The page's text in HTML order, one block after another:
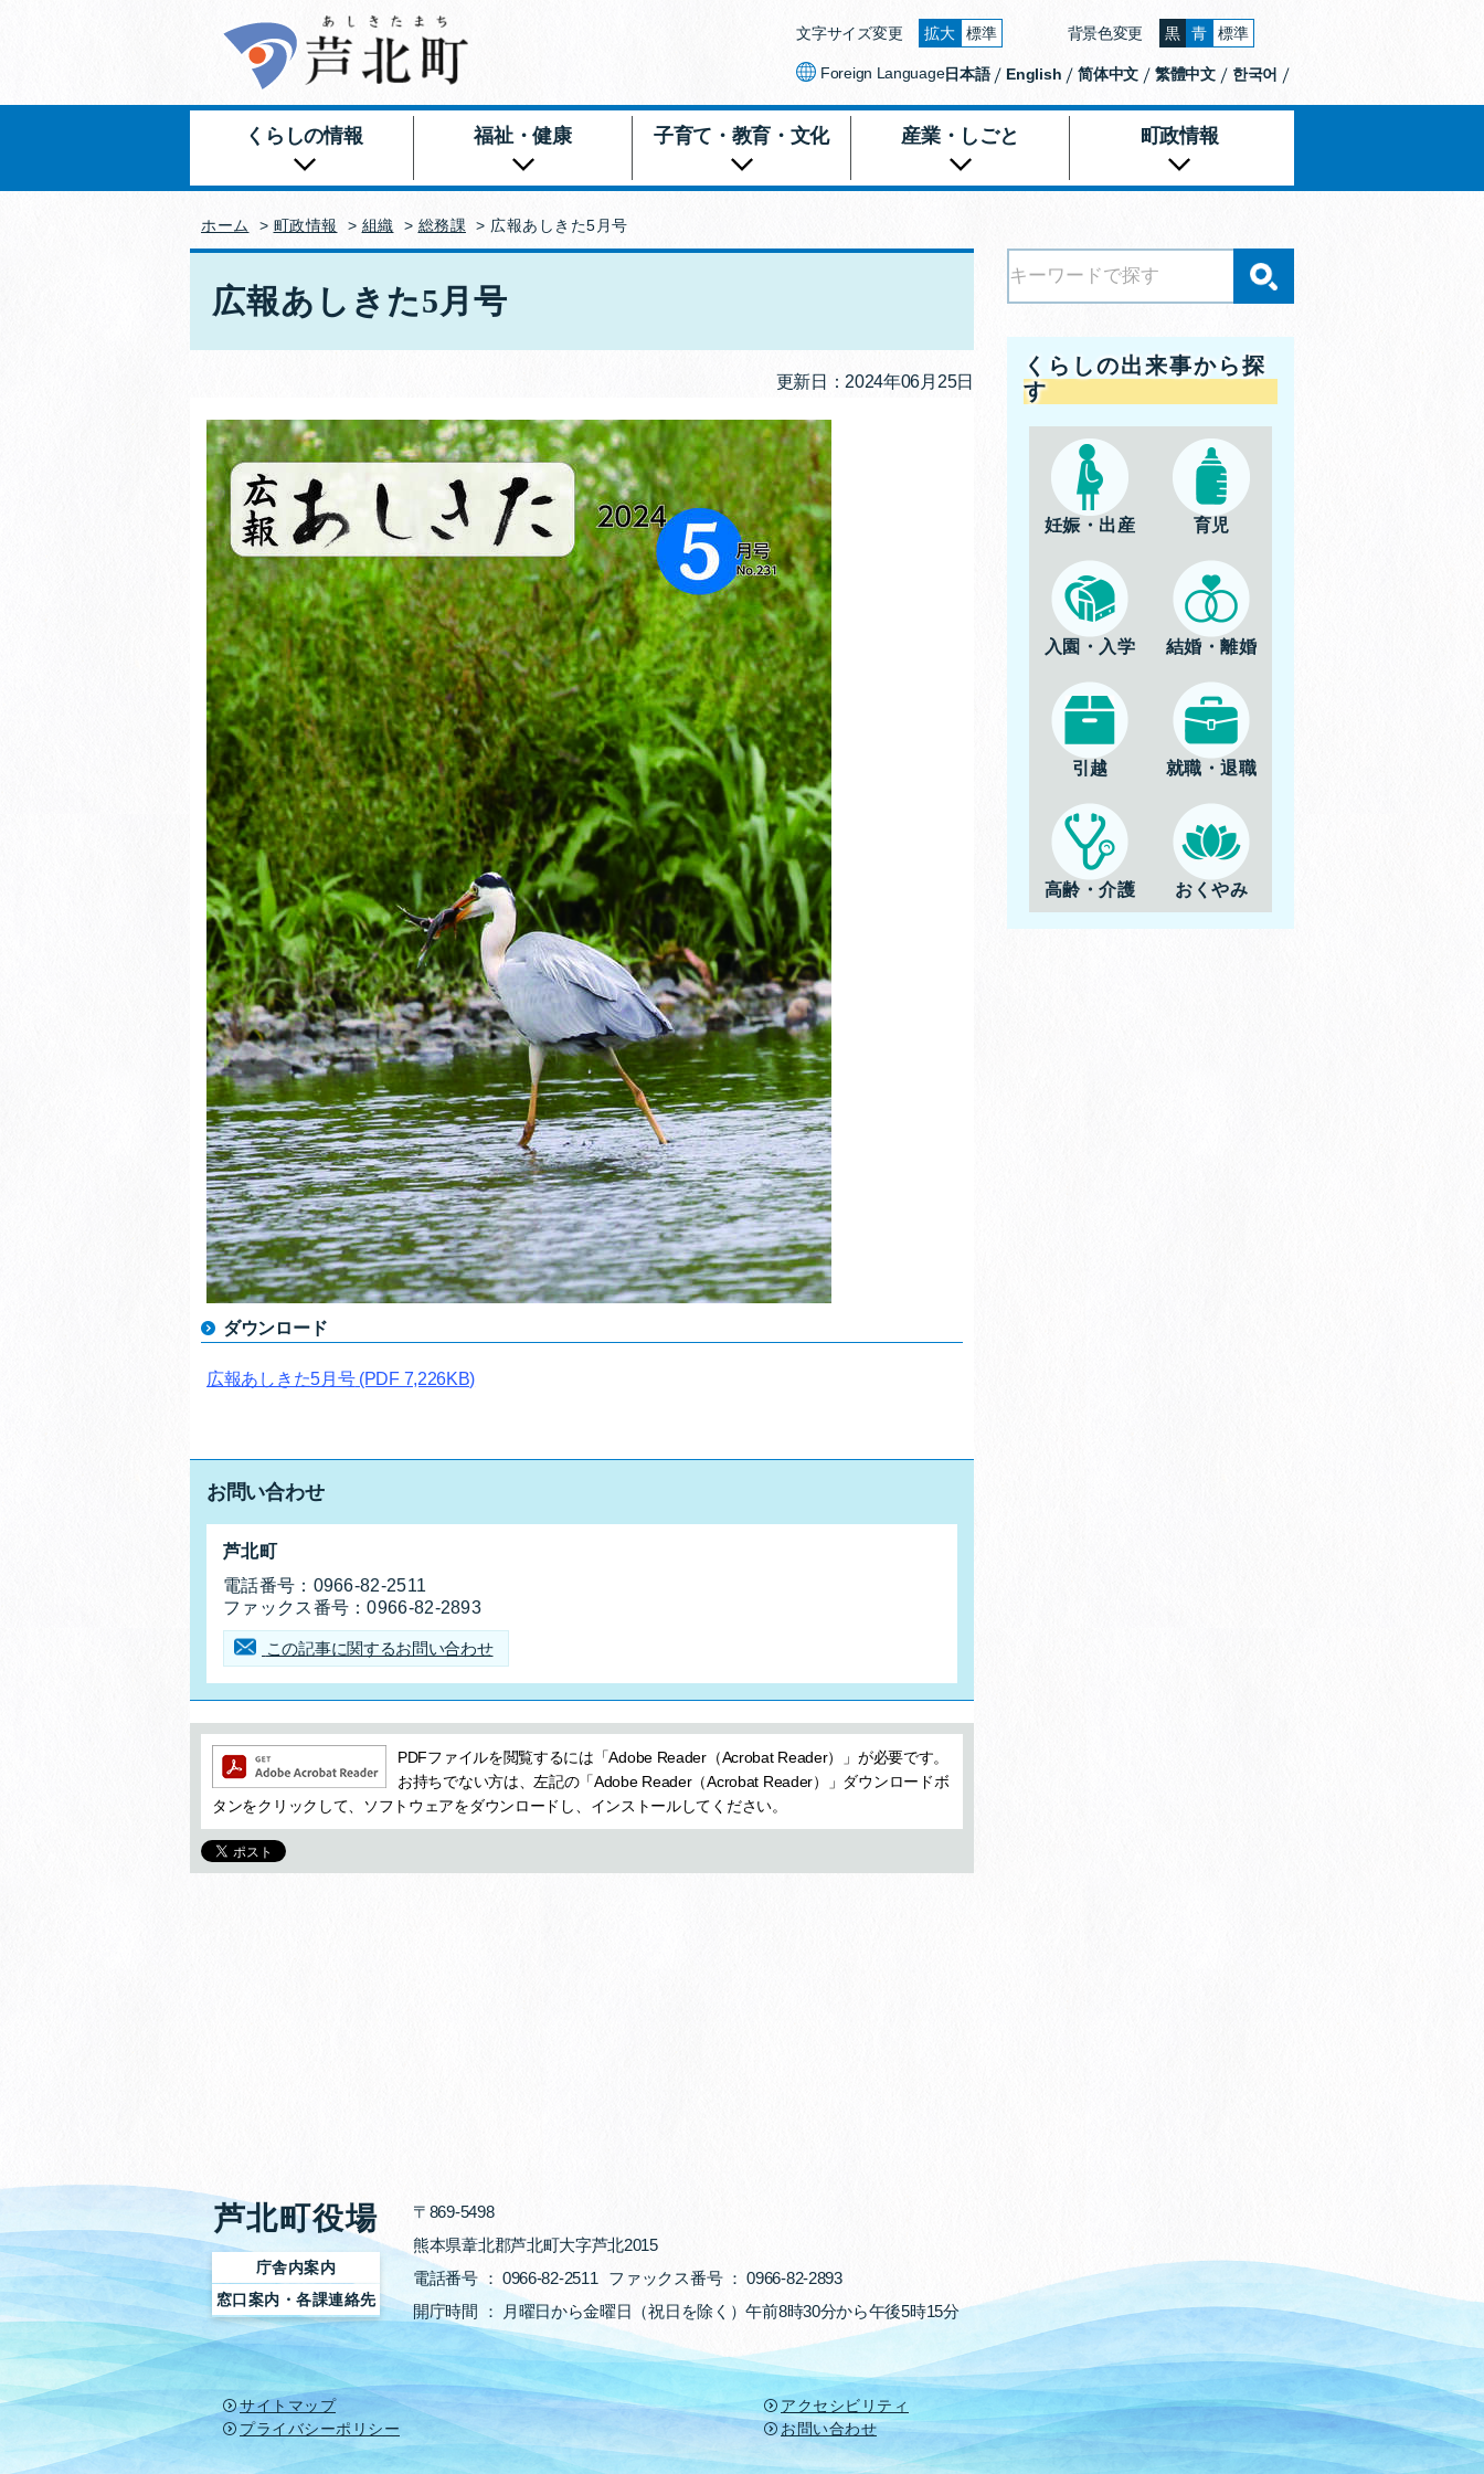
文字サイズ変更
拡大
文字を大きくする
標準
文字の大きさをもとの大きさに戻す
背景色変更
黒
背景色の変更：黒
青
背景色の変更：青
標準
背景色の変更：白
Foreign Language日本語 English 简体中文 繁體中文 한국어
くらしの情報 福祉・健康 子育て・教育・文化 産業・しごと 町政情報
ホーム > 町政情報 > 組織 > 総務課 > 広報あしきた5月号
広報あしきた5月号
更新日：2024年06月25日
ダウンロード
広報あしきた5月号(PDF 7,226KB)
お問い合わせ
お問合せ先
芦北町
電話番号： 0966-82-2511
ファックス番号：0966-82-2893
この記事に関するお問い合わせ
追加情報：PDFファイルPDFファイルを閲覧するには「Adobe Reader（Acrobat Reader）」が必要です。
お持ちでない方は、左記の「Adobe Reader（Acrobat Reader）」ダウンロードボ
タンをクリックして、ソフトウェアをダウンロードし、インストールしてください。
追加情報：snsボタン
くらしの出来事から探
す
妊娠・出産 育児
入園・入学 結婚・離婚
引越 就職・退職
高齢・介護 おくやみ
芦北町役場
〒869-5498
熊本県葦北郡芦北町大字芦北2015
電話番号 ： 0966-82-2511 ファックス番号 ：0966-82-2893
開庁時間 ： 月曜日から金曜日（祝日を除く）午前8時30分から午後5時15分
庁舎内案内
窓口案内・各課連絡先
サイトマップ
アクセシビリティ
プライバシーポリシー
お問い合わせ